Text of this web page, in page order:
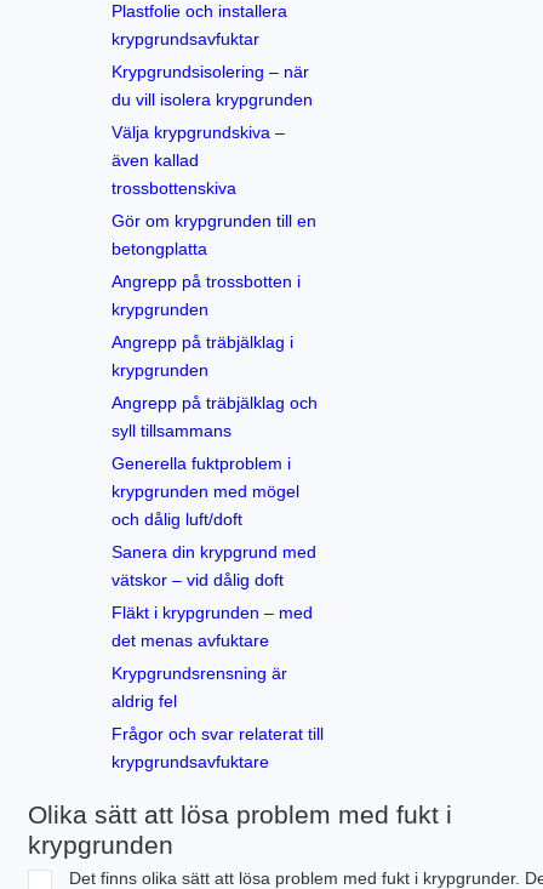
Plastfolie och installera
krypgrundsavfuktar
Krypgrundsisolering – när
du vill isolera krypgrunden
Välja krypgrundskiva –
även kallad
trossbottenskiva
Gör om krypgrunden till en
betongplatta
Angrepp på trossbotten i
krypgrunden
Angrepp på träbjälklag i
krypgrunden
Angrepp på träbjälklag och
syll tillsammans
Generella fuktproblem i
krypgrunden med mögel
och dålig luft/doft
Sanera din krypgrund med
vätskor – vid dålig doft
Fläkt i krypgrunden – med
det menas avfuktare
Krypgrundsrensning är
aldrig fel
Frågor och svar relaterat till
krypgrundsavfuktare
Olika sätt att lösa problem med fukt i
krypgrunden
Det finns olika sätt att lösa problem med fukt i krypgrunder.